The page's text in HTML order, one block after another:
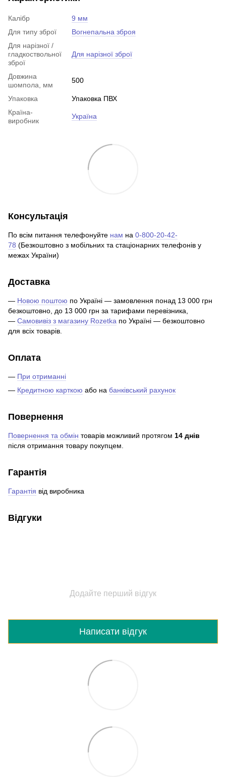
Калібр
9 мм
Для типу зброї
Вогнепальна зброя
Для нарізної /
гладкоствольної
зброї
Для нарізної зброї
Довжина
шомпола, мм
500
Упаковка
Упаковка ПВХ
Країна-
виробник
Україна
Консультація
По всім питання телефонуйте нам на 0-800-20-42-
78 (Безкоштовно з мобільних та стаціонарних телефонів у
межах України)
Доставка
— Новою поштою по Україні — замовлення понад 13 000 грн
безкоштовно, до 13 000 грн за тарифами перевізника,
— Самовивіз з магазину Rozetka по Україні — безкоштовно
для всіх товарів.
Оплата
— При отриманні
— Кредитною карткою або на банківський рахунок
Повернення
Повернення та обмін товарів можливий протягом 14 днів
після отримання товару покупцем.
Гарантія
Гарантія від виробника
Відгуки
Додайте перший відгук
Написати відгук